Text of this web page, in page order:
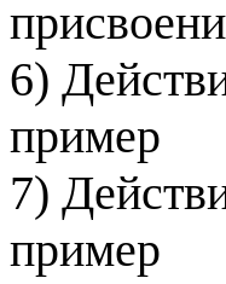
6)
пример
7)
пример